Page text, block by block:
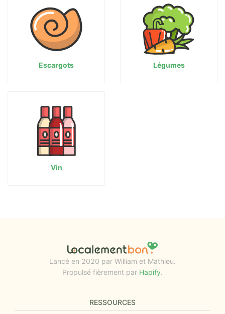
Escargots Légumes
Vin
Lancé en 2020 par William et Mathieu.
Propulsé fièrement par Hapify.
RESSOURCES